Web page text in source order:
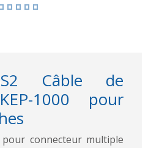
Câble de
1000 pour
connecteur multiple